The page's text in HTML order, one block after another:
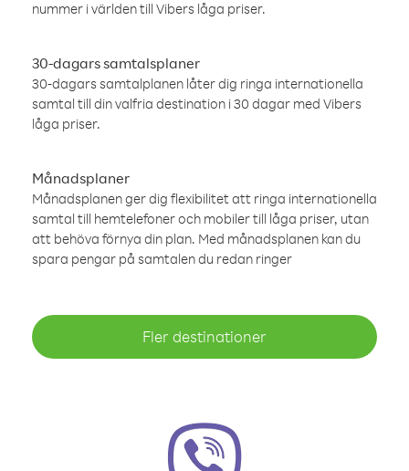
nummer i världen till Vibers låga priser.
30-dagars samtalsplaner
30-dagars samtalplanen låter dig ringa internationella
samtal till din valfria destination i 30 dagar med Vibers
låga priser.
Månadsplaner
Månadsplanen ger dig flexibilitet att ringa internationella
samtal till hemtelefoner och mobiler till låga priser, utan
att behöva förnya din plan. Med månadsplanen kan du
spara pengar på samtalen du redan ringer
Fler destinationer